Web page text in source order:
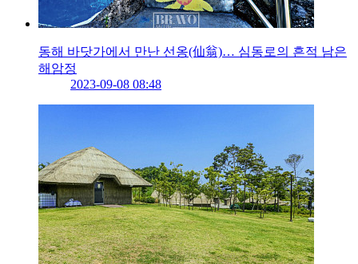
동해 바닷가에서 만난 선옹(仙翁)… 심동로의 흔적 남은
해암정
2023-09-08 08:48